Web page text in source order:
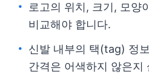
로고의 위치, 크기, 모양
비교해야 합니다.
신발 내부의 택(tag) 정
간격은 어색하지 않은지